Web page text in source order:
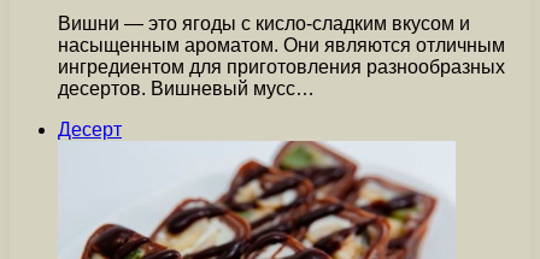
Вишни — это ягоды с кисло-сладким вкусом и
насыщенным ароматом. Они являются отличным
ингредиентом для приготовления разнообразных
десертов. Вишневый мусс…
Десерт